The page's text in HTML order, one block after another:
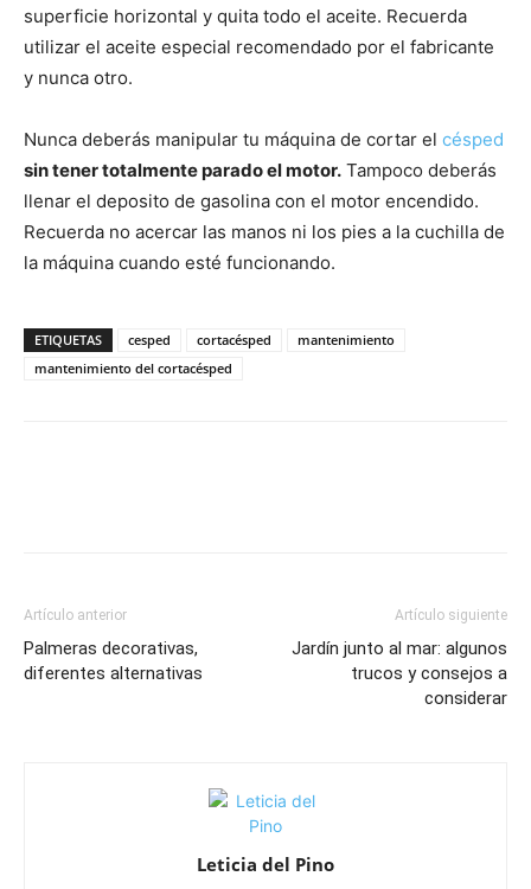
superficie horizontal y quita todo el aceite. Recuerda
utilizar el aceite especial recomendado por el fabricante
y nunca otro.
Nunca deberás manipular tu máquina de cortar el césped
sin tener totalmente parado el motor. Tampoco deberás
llenar el deposito de gasolina con el motor encendido.
Recuerda no acercar las manos ni los pies a la cuchilla de
la máquina cuando esté funcionando.
ETIQUETAS cesped cortacésped
mantenimiento
mantenimiento del cortacésped
Artículo anterior
Palmeras decorativas,
diferentes alternativas
Artículo siguiente
Jardín junto al mar: algunos
trucos y consejos a
considerar
Leticia del Pino